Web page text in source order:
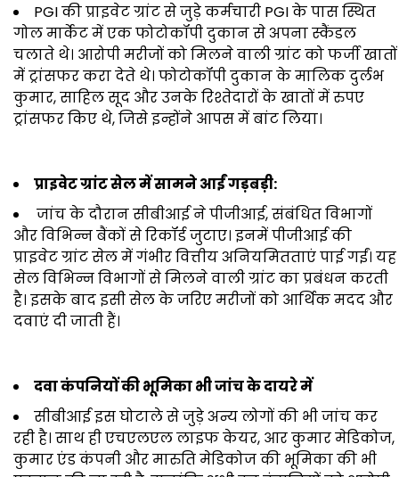
PGI की प्राइवेट ग्रांट से जुड़े कर्मचारी PGI के पास स्थित
गोल मार्केट में एक फोटोकॉपी दुकान से अपना स्कैंडल
चलाते थे। आरोपी मरीजों को मिलने वाली ग्रांट को फर्जी खातों
में ट्रांसफर करा देते थे। फोटोकॉपी दुकान के मालिक दुर्लभ
कुमार, साहिल सूद और उनके रिश्तेदारों के खातों में रुपए
ट्रांसफर किए थे, जिसे इन्होंने आपस में बांट लिया।
प्राइवेट ग्रांट सेल में सामने आईं गड़बड़ी:
जांच के दौरान सीबीआई ने पीजीआई, संबंधित विभागों
और विभिन्न बैंकों से रिकॉर्ड जुटाए। इनमें पीजीआई की
प्राइवेट ग्रांट सेल में गंभीर वित्तीय अनियमितताएं पाई गईं। यह
सेल विभिन्न विभागों से मिलने वाली ग्रांट का प्रबंधन करती
है। इसके बाद इसी सेल के जरिए मरीजों को आर्थिक मदद और
दवाएं दी जाती हैं।
दवा कंपनियों की भूमिका भी जांच के दायरे में
सीबीआई इस घोटाले से जुड़े अन्य लोगों की भी जांच कर
रही है। साथ ही एचएलएल लाइफ केयर, आर कुमार मेडिकोज,
कुमार एंड कंपनी और मारुति मेडिकोज की भूमिका की भी